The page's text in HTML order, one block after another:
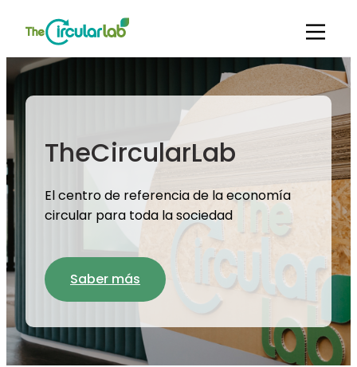
TheCircularLab
El centro de referencia de la economía
circular para toda la sociedad
Saber más